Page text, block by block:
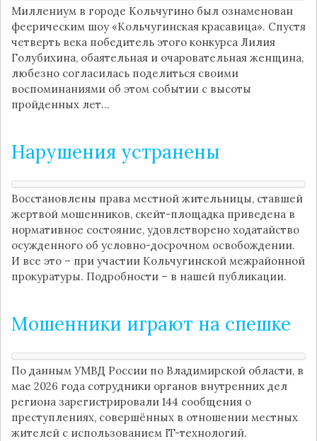
Миллениум в городе Кольчугино был ознаменован
феерическим шоу «Кольчугинская красавица». Спустя
четверть века победитель этого конкурса Лилия
Голубихина, обаятельная и очаровательная женщина,
любезно согласилась поделиться своими
воспоминаниями об этом событии с высоты
пройденных лет…
Нарушения устранены
Восстановлены права местной жительницы, ставшей
жертвой мошенников, скейт-площадка приведена в
нормативное состояние, удовлетворено ходатайство
осужденного об условно-досрочном освобождении.
И все это – при участии Кольчугинской межрайонной
прокуратуры. Подробности – в нашей публикации.
Мошенники играют на спешке
По данным УМВД России по Владимирской области, в
мае 2026 года сотрудники органов внутренних дел
региона зарегистрировали 144 сообщения о
преступлениях, совершённых в отношении местных
жителей с использованием IT-технологий.